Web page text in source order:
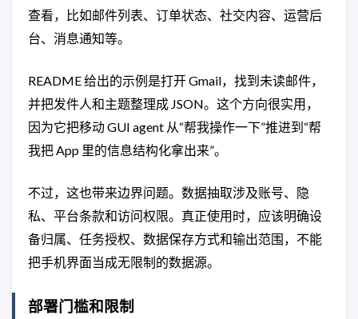
查看，比如邮件列表、订单状态、社交内容、运营后
台、消息通知等。
README 给出的示例是打开 Gmail，找到未读邮件，
并把发件人和主题整理成 JSON。这个方向很实用，
因为它把移动 GUI agent 从“帮我操作一下”推进到“帮
我把 App 里的信息结构化拿出来”。
不过，这也带来边界问题。数据抽取涉及账号、隐
私、平台条款和访问权限。真正使用时，应该明确设
备归属、任务授权、数据保存方式和输出范围，不能
把手机界面当成无限制的数据源。
部署门槛和限制